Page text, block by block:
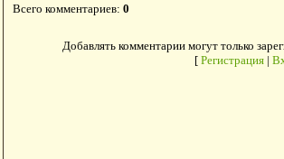
Всего комментариев: 0
Добавлять комментарии могут только
[ Регистрация|